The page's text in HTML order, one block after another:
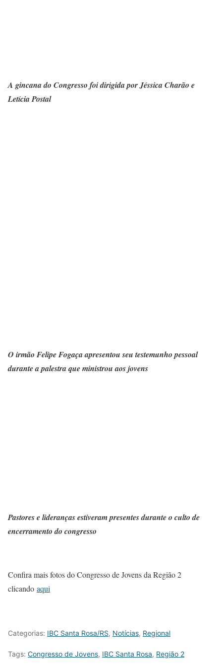
A gincana do Congresso foi dirigida por Jéssica Charão e
Letícia Postal
O irmão Felipe Fogaça apresentou seu testemunho pessoal
durante a palestra que ministrou aos jovens
Pastores e lideranças estiveram presentes durante o culto de
encerramento do congresso
Confira mais fotos do Congresso de Jovens da Região 2
clicando aqui
Categorias: IBC Santa Rosa/RS, Notícias, Regional
Tags: Congresso de Jovens, IBC Santa Rosa, Região 2